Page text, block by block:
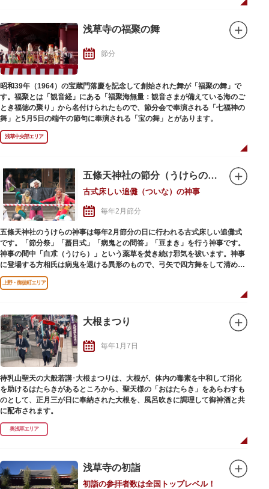
節分会では、本堂や本堂東側の舞台で年男たちが豆まきを行います。福豆は
と、毎年多くの観光客が訪れる行事です。
豆まきの後は、浅草寺三大寺舞のひとつ「福聚の舞（七福神の舞）」の奉演
があり、境内では浅草寺幼稚園園児や芸能人による豆まきも行われるので、
ぜひ足を運んでみてはいかがでしょうか。
浅草寺の福聚の舞
節分
昭和39年（1964）の宝蔵門落慶を記念して創始された舞が「福聚の舞」で
す。福聚とは「観音経」にある「福聚海無量：観音さまが備えている海のご
とき福徳の聚り」から名付けられたもので、節分会で奉演される「七福神の
舞」と5月5日の端午の節句に奉演される「宝の舞」とがあります。
浅草中央部エリア
五條天神社の節分（うけらの神事）
古式床しい追儺（ついな）の神事
毎年2月節分
五條天神社のうけらの神事は毎年2月節分の日に行われる古式床しい追儺式
です。「節分祭」「蟇目式」「病鬼との問答」「豆まき」を行う神事です。
神事の間中「白朮（うけら）」という薬草を焚き続け邪気を祓います。神事
に登場する方相氏は病鬼を退ける異形のもので、弓矢で四方舞をして清めま
す。この日は「追儺の神札・神矢」の他、1年間を無病健康に過ごせると言
われる「うけら餅」や「鬼討ち豆・追儺の絵馬」が受けられます。
上野・御徒町エリア
大根まつり
毎年1月7日
待乳山聖天の大般若講･大根まつりは、大根が、体内の毒素を中和して消化
を助けるはたらきがあるところから、聖天様の「おはたらき」をあらわすも
のとして、正月三が日に奉納された大根を、風呂吹きに調理して御神酒と共
に配布されます。
奥浅草エリア
浅草寺の初詣
初詣の参拝者数は全国トップレベル！